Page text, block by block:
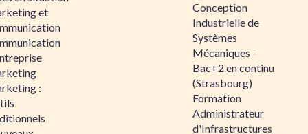
et
:
Conception
Industrielle de
Systèmes
Mécaniques -
Bac+2 en continu
(Strasbourg)
Formation
Administrateur
d'Infrastructures